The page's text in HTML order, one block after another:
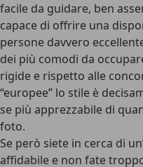
facile da guidare, ben
capace di offrire una
persone davvero
dei più comodi da
rigide e rispetto alle
“europee” lo stile è
se più apprezzabile di
foto.
Se però siete in cerca di
affidabile e non fate